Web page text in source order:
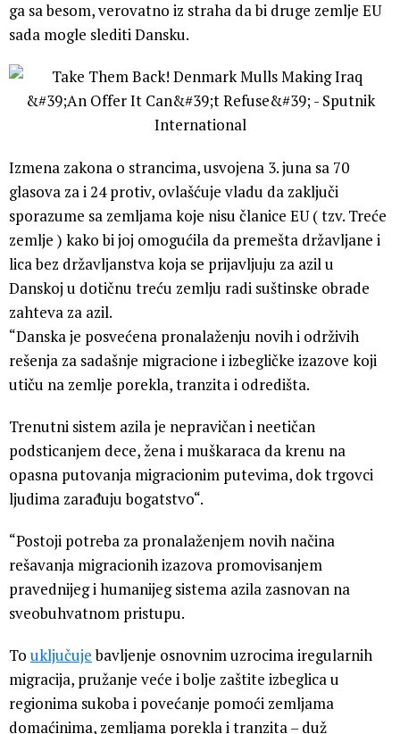
ga sa besom, verovatno iz straha da bi druge zemlje EU
sada mogle slediti Dansku.
Izmena zakona o strancima, usvojena 3. juna sa 70
glasova za i 24 protiv, ovlašćuje vladu da zaključi
sporazume sa zemljama koje nisu članice EU ( tzv. Treće
zemlje ) kako bi joj omogućila da premešta državljane i
lica bez državljanstva koja se prijavljuju za azil u
Danskoj u dotičnu treću zemlju radi suštinske obrade
zahteva za azil.
“Danska je posvećena pronalaženju novih i održivih
rešenja za sadašnje migracione i izbegličke izazove koji
utiču na zemlje porekla, tranzita i odredišta.
Trenutni sistem azila je nepravičan i neetičan
podsticanjem dece, žena i muškaraca da krenu na
opasna putovanja migracionim putevima, dok trgovci
ljudima zarađuju bogatstvo“.
“Postoji potreba za pronalaženjem novih načina
rešavanja migracionih izazova promovisanjem
pravednijeg i humanijeg sistema azila zasnovan na
sveobuhvatnom pristupu.
To uključujebavljenje osnovnim uzrocima iregularnih
migracija, pružanje veće i bolje zaštite izbeglica u
regionima sukoba i povećanje pomoći zemljama
domaćinima, zemljama porekla i tranzita – duž